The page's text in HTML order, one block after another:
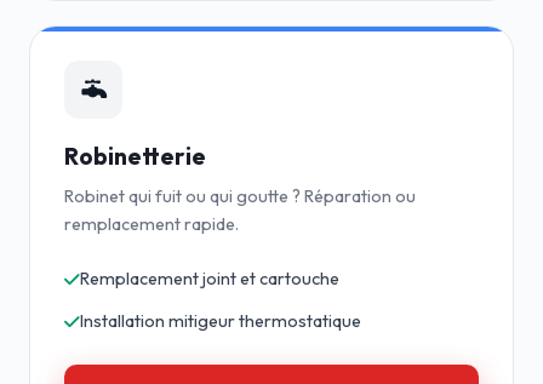
Robinetterie
Robinet qui fuit ou qui goutte ? Réparation ou
remplacement rapide.
Remplacement joint et cartouche
Installation mitigeur thermostatique